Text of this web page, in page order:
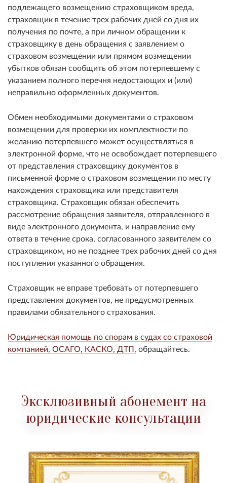
подлежащего возмещению страховщиком вреда,
страховщик в течение трех рабочих дней со дня их
получения по почте, а при личном обращении к
страховщику в день обращения с заявлением о
страховом возмещении или прямом возмещении
убытков обязан сообщить об этом потерпевшему с
указанием полного перечня недостающих и (или)
неправильно оформленных документов.
Обмен необходимыми документами о страховом
возмещении для проверки их комплектности по
желанию потерпевшего может осуществляться в
электронной форме, что не освобождает потерпевшего
от представления страховщику документов в
письменной форме о страховом возмещении по месту
нахождения страховщика или представителя
страховщика. Страховщик обязан обеспечить
рассмотрение обращения заявителя, отправленного в
виде электронного документа, и направление ему
ответа в течение срока, согласованного заявителем со
страховщиком, но не позднее трех рабочих дней со дня
поступления указанного обращения.
Страховщик не вправе требовать от потерпевшего
представления документов, не предусмотренных
правилами обязательного страхования.
Юридическая помощь по спорам в судах со страховой
компанией, ОСАГО, КАСКО, ДТП, обращайтесь.
Эксклюзивный абонемент на
юридические консультации